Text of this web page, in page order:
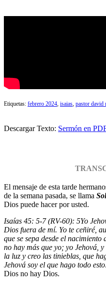
Etiquetas: febrero 2024 isaias pastor david
Descargar Texto: Sermón en
El mensaje de esta tarde
de la semana pasada, se llama
Dios puede hacer por usted.
Isaías 45: 5-7 (RV-60): 5Yo
Dios fuera de mí. Yo te ceñiré,
que se sepa desde el nacimiento
no hay más que yo; yo Jehová, y
la luz y creo las tinieblas, que
Jehová soy el que hago todo esto
Dios no hay Dios.